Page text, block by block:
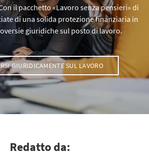
il pacchetto «Lavoro senza pensieri» di
di una solida protezione finanziaria in
giuridiche sul posto di lavoro.
GIURIDICAMENTE SUL LAVORO
Redatto da: